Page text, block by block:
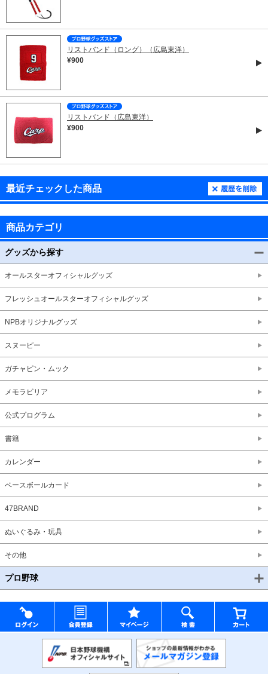
リストバンド（ロング）（広島東洋）
¥900
リストバンド（広島東洋）
¥900
最近チェックした商品
商品カテゴリ
グッズから探す
オールスターオフィシャルグッズ
フレッシュオールスターオフィシャルグッズ
NPBオリジナルグッズ
スヌーピー
ガチャピン・ムック
メモラビリア
公式プログラム
書籍
カレンダー
ベースボールカード
47BRAND
ぬいぐるみ・玩具
その他
プロ野球